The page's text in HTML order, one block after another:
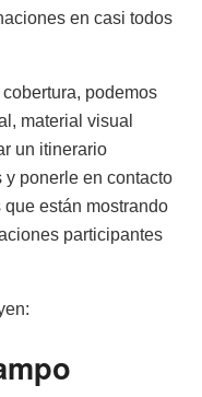
en casi todos
podemos
material visual
un itinerario
ponerle en contacto
están mostrando
participantes